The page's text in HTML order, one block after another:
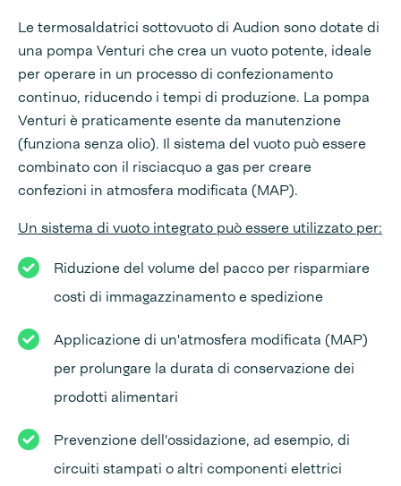
Le termosaldatrici sottovuoto di Audion sono dotate di
una pompa Venturi che crea un vuoto potente, ideale
per operare in un processo di confezionamento
continuo, riducendo i tempi di produzione. La pompa
Venturi è praticamente esente da manutenzione
(funziona senza olio). Il sistema del vuoto può essere
combinato con il risciacquo a gas per creare
confezioni in atmosfera modificata (MAP).
Un sistema di vuoto integrato può essere utilizzato per:
Riduzione del volume del pacco per risparmiare
costi di immagazzinamento e spedizione
Applicazione di un'atmosfera modificata (MAP)
per prolungare la durata di conservazione dei
prodotti alimentari
Prevenzione dell'ossidazione, ad esempio, di
circuiti stampati o altri componenti elettrici